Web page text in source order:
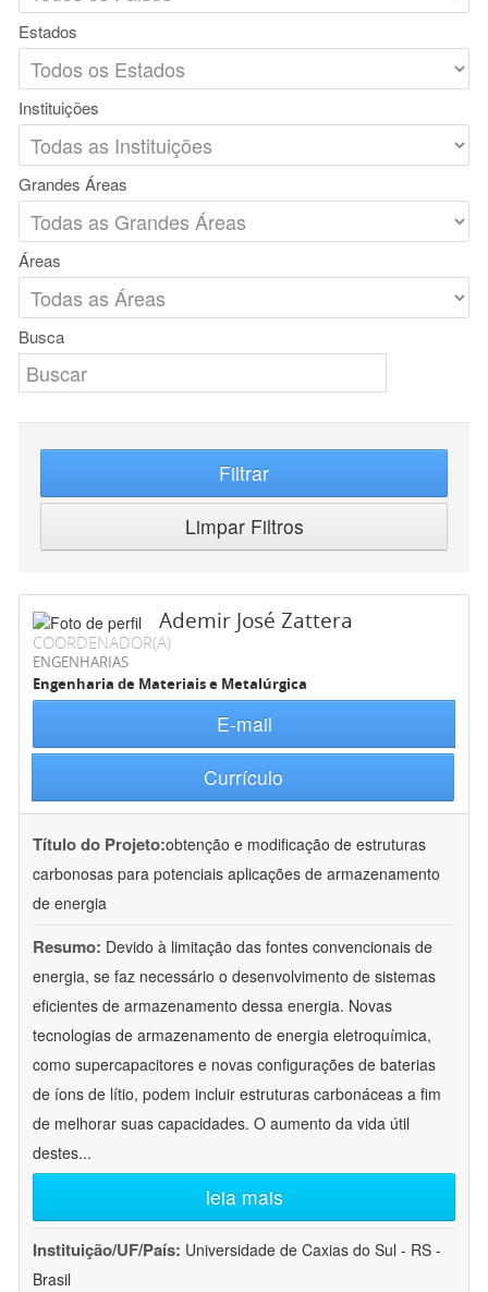
Estados
Instituições
Grandes Áreas
Áreas
Busca
Filtrar
Limpar Filtros
Ademir José Zattera
COORDENADOR(A)
ENGENHARIAS
Engenharia de Materiais e Metalúrgica
E-mail
Currículo
Título do Projeto:obtenção e modificação de estruturas
carbonosas para potenciais aplicações de armazenamento
de energia
Resumo: Devido à limitação das fontes convencionais de
energia, se faz necessário o desenvolvimento de sistemas
eficientes de armazenamento dessa energia. Novas
tecnologias de armazenamento de energia eletroquímica,
como supercapacitores e novas configurações de baterias
de íons de lítio, podem incluir estruturas carbonáceas a fim
de melhorar suas capacidades. O aumento da vida útil
destes...
leia mais
Instituição/UF/País: Universidade de Caxias do Sul - RS -
Brasil